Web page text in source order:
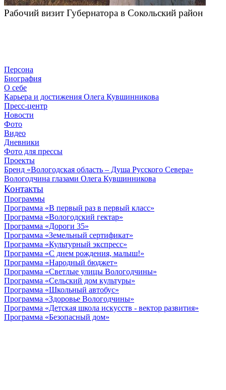
Рабочий визит Губернатора в Сокольский район
Персона
Биография
О себе
Карьера и достижения Олега Кувшинникова
Пресс-центр
Новости
Фото
Видео
Дневники
Фото для прессы
Проекты
Бренд «Вологодская область – Душа Русского Севера»
Вологодчина глазами Олега Кувшинникова
Контакты
Программы
Программа «В первый раз в первый класс»
Программа «Вологодский гектар»
Программа «Дороги 35»
Программа «Земельный сертификат»
Программа «Культурный экспресс»
Программа «С днем рождения, малыш!»
Программа «Народный бюджет»
Программа «Светлые улицы Вологодчины»
Программа «Сельский дом культуры»
Программа «Школьный автобус»
Программа «Здоровье Вологодчины»
Программа «Детская школа искусств - вектор развития»
Программа «Безопасный дом»